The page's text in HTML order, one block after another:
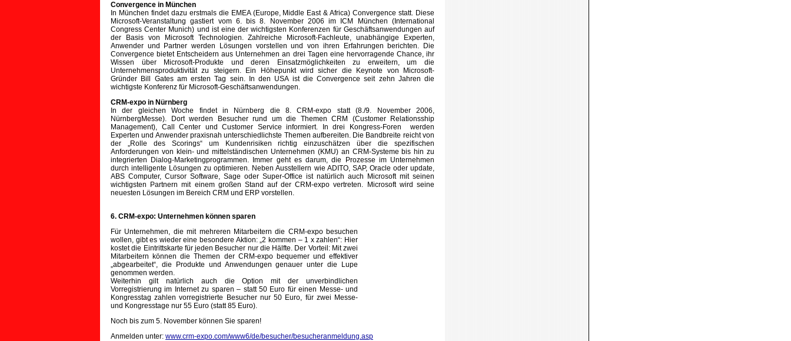
Convergence in München
In München findet dazu erstmals die EMEA (Europe, Middle East & Africa) Convergence statt. Diese
Microsoft-Veranstaltung gastiert vom 6. bis 8. November 2006 im ICM München (International
Congress Center Munich) und ist eine der wichtigsten Konferenzen für Geschäftsanwendungen auf
der Basis von Microsoft Technologien. Zahlreiche Microsoft-Fachleute, unabhängige Experten,
Anwender und Partner werden Lösungen vorstellen und von ihren Erfahrungen berichten. Die
Convergence bietet Entscheidern aus Unternehmen an drei Tagen eine hervorragende Chance, ihr
Wissen über Microsoft-Produkte und deren Einsatzmöglichkeiten zu erweitern, um die
Unternehmensproduktivität zu steigern. Ein Höhepunkt wird sicher die Keynote von Microsoft-
Gründer Bill Gates am ersten Tag sein. In den USA ist die Convergence seit zehn Jahren die
wichtigste Konferenz für Microsoft-Geschäftsanwendungen.
CRM-expo in Nürnberg
In der gleichen Woche findet in Nürnberg die 8. CRM-expo statt (8./9. November 2006,
NürnbergMesse). Dort werden Besucher rund um die Themen CRM (Customer Relationsship
Management), Call Center und Customer Service informiert. In drei Kongress-Foren werden
Experten und Anwender praxisnah unterschiedlichste Themen aufbereiten. Die Bandbreite reicht von
der „Rolle des Scorings“ um Kundenrisiken richtig einzuschätzen über die spezifischen
Anforderungen von klein- und mittelständischen Unternehmen (KMU) an CRM-Systeme bis hin zu
integrierten Dialog-Marketingprogrammen. Immer geht es darum, die Prozesse im Unternehmen
durch intelligente Lösungen zu optimieren. Neben Ausstellern wie ADITO, SAP, Oracle oder update,
ABS Computer, Cursor Software, Sage oder Super-Office ist natürlich auch Microsoft mit seinen
wichtigsten Partnern mit einem großen Stand auf der CRM-expo vertreten. Microsoft wird seine
neuesten Lösungen im Bereich CRM und ERP vorstellen.
6. CRM-expo: Unternehmen können sparen
Für Unternehmen, die mit mehreren Mitarbeitern die CRM-expo besuchen
wollen, gibt es wieder eine besondere Aktion: „2 kommen – 1 x zahlen“: Hier
kostet die Eintrittskarte für jeden Besucher nur die Hälfte. Der Vorteil: Mit zwei
Mitarbeitern können die Themen der CRM-expo bequemer und effektiver
„abgearbeitet“, die Produkte und Anwendungen genauer unter die Lupe
genommen werden.
Weiterhin gilt natürlich auch die Option mit der unverbindlichen
Vorregistrierung im Internet zu sparen – statt 50 Euro für einen Messe- und
Kongresstag zahlen vorregistrierte Besucher nur 50 Euro, für zwei Messe-
und Kongresstage nur 55 Euro (statt 85 Euro).
Noch bis zum 5. November können Sie sparen!
Anmelden unter: www.crm-expo.com/www6/de/besucher/besucheranmeldung.asp